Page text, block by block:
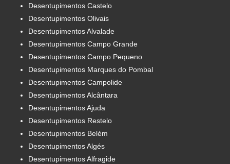
Desentupimentos Castelo
Desentupimentos Olivais
Desentupimentos Alvalade
Desentupimentos Campo Grande
Desentupimentos Campo Pequeno
Desentupimentos Marques do Pombal
Desentupimentos Campolide
Desentupimentos Alcântara
Desentupimentos Ajuda
Desentupimentos Restelo
Desentupimentos Belém
Desentupimentos Algés
Desentupimentos Alfragide